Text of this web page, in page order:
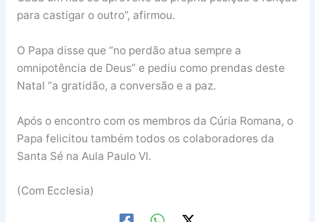
para castigar o outro”, afirmou.
O Papa disse que “no perdão atua sempre a
omnipotência de Deus” e pediu como prendas deste
Natal “a gratidão, a conversão e a paz.
Após o encontro com os membros da Cúria Romana, o
Papa felicitou também todos os colaboradores da
Santa Sé na Aula Paulo VI.
(Com Ecclesia)